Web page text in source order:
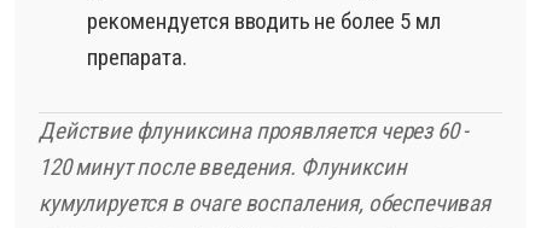
рекомендуется вводить не более 5 мл
препарата.
Действие флуниксина проявляется через 60 -
120 минут после введения. Флуниксин
кумулируется в очаге воспаления, обеспечивая